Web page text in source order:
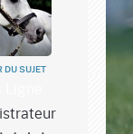
DU SUJET